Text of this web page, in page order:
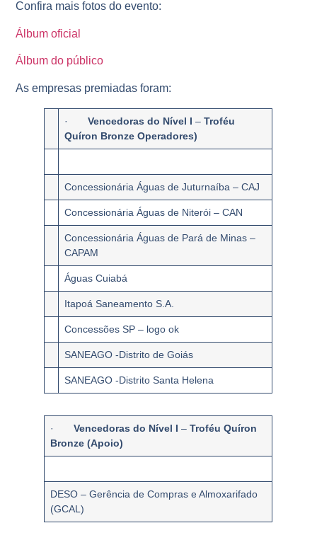
Confira mais fotos do evento:
Álbum oficial
Álbum do público
As empresas premiadas foram:
· Vencedoras do Nível I – Troféu
Quíron Bronze Operadores)
Concessionária Águas de Juturnaíba – CAJ
Concessionária Águas de Niterói – CAN
Concessionária Águas de Pará de Minas –
CAPAM
Águas Cuiabá
Itapoá Saneamento S.A.
Concessões SP – logo ok
SANEAGO -Distrito de Goiás
SANEAGO -Distrito Santa Helena
· Vencedoras do Nível I – Troféu Quíron
Bronze (Apoio)
DESO – Gerência de Compras e Almoxarifado
(GCAL)